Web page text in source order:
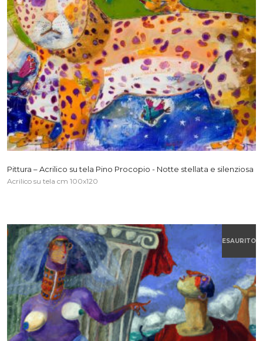
Pittura – Acrilico su tela Pino Procopio - Notte stellata e silenziosa
Acrilico su tela cm 100x120
ESAURITO